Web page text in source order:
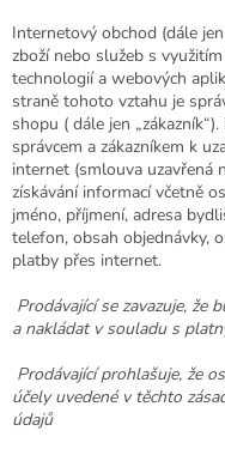
Internetový obchod (dále
zboží nebo služeb s
technologií a webových
straně tohoto vztahu je
shopu ( dále jen
správcem a zákazníkem k
internet (smlouva uzavřená
získávání informací včetně
jméno, příjmení, adresa
telefon, obsah objednávky,
platby přes internet.
Prodávající se zavazuje, že
a nakládat v souladu s
Prodávající prohlašuje, že
účely uvedené v těchto
údajů